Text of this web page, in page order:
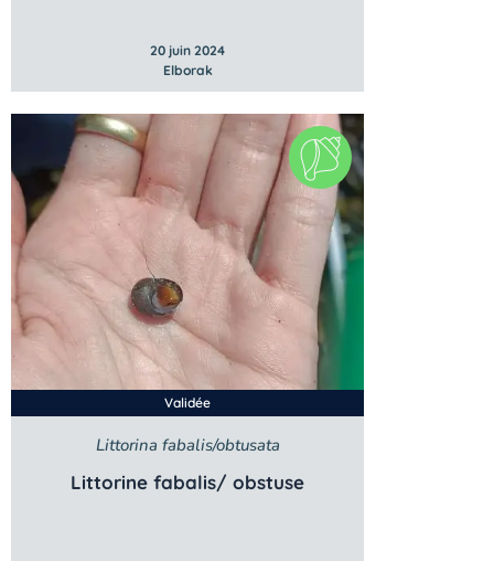
20 juin 2024
Elborak
Validée
Littorina fabalis/obtusata
Littorine fabalis/ obstuse